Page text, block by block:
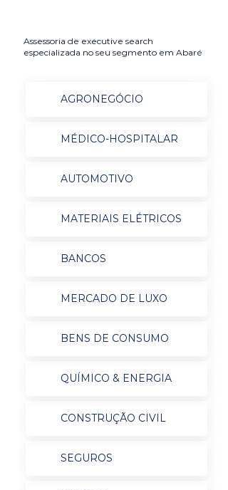
Assessoria de executive search
especializada no seu segmento em Abaré
AGRONEGÓCIO
MÉDICO-HOSPITALAR
AUTOMOTIVO
MATERIAIS ELÉTRICOS
BANCOS
MERCADO DE LUXO
BENS DE CONSUMO
QUÍMICO & ENERGIA
CONSTRUÇÃO CIVIL
SEGUROS